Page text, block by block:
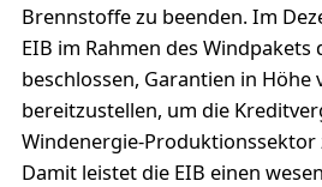
Brennstoffe zu beenden. Im
EIB im Rahmen des Windpakets
beschlossen, Garantien in Höhe
bereitzustellen, um die
Windenergie-
Damit leistet die EIB einen